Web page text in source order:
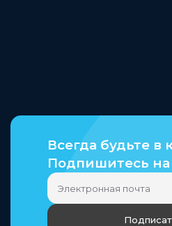
Всегда будьте в
Подпишитесь на